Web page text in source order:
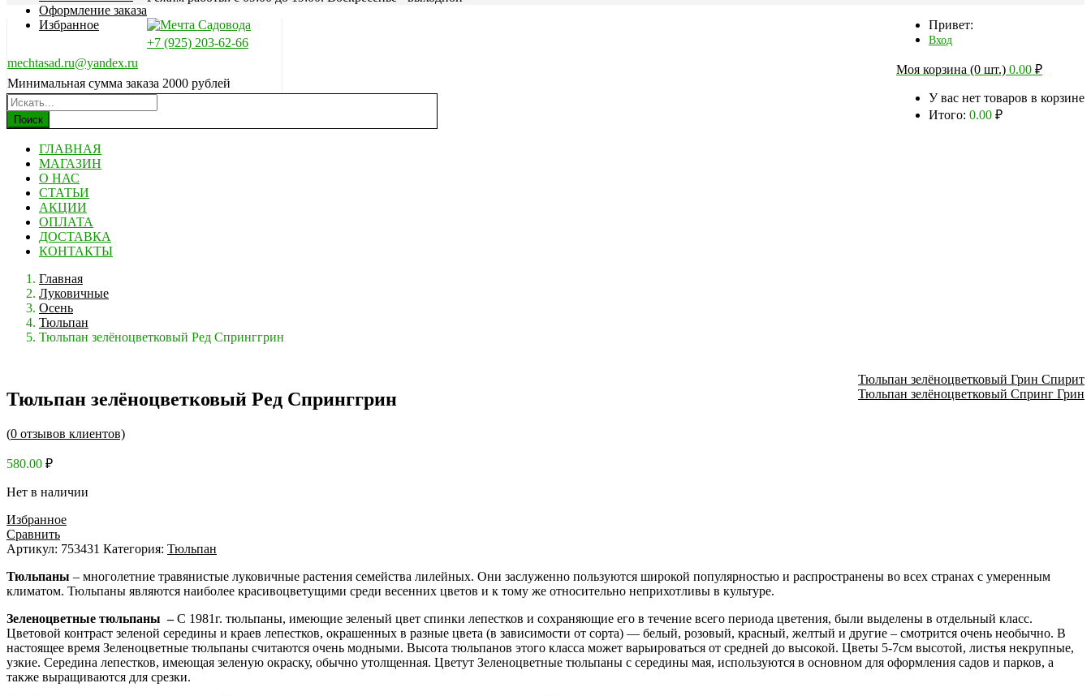
Оформление заказа
Избранное
Привет:
Вход
Моя корзина (0 шт.) 0.00 ₽
У вас нет товаров в корзине
Итого: 0.00 ₽
+7 (925) 203-62-66
mechtasad.ru@yandex.ru
Минимальная сумма заказа 2000 рублей
Поиск
ГЛАВНАЯ
МАГАЗИН
О НАС
СТАТЬИ
АКЦИИ
ОПЛАТА
ДОСТАВКА
КОНТАКТЫ
Главная
Луковичные
Осень
Тюльпан
Тюльпан зелёноцветковый Ред Спринггрин
Тюльпан зелёноцветковый Грин Спирит
Тюльпан зелёноцветковый Спринг Грин
Тюльпан зелёноцветковый Ред Спринггрин
(0 отзывов клиентов)
580.00 ₽
Нет в наличии
Избранное
Сравнить
Артикул: 753431 Категория: Тюльпан
Тюльпаны – многолетние травянистые луковичные растения семейства лилейных. Они заслуженно пользуются широкой популярностью и распространены во всех странах с умеренным
климатом. Тюльпаны являются наиболее красивоцветущими среди весенних цветов и к тому же относительно неприхотливы в культуре.
Зеленоцветные тюльпаны –С 1981г. тюльпаны, имеющие зеленый цвет спинки лепестков и сохраняющие его в течение всего периода цветения, были выделены в отдельный класс.
Цветовой контраст зеленой середины и краев лепестков, окрашенных в разные цвета (в зависимости от сорта) — белый, розовый, красный, желтый и другие – смотрится очень необычно. В
настоящее время Зеленоцветные тюльпаны считаются очень модными. Высота тюльпанов этого класса может варьироваться от средней до высокой. Цветы 5-7см высотой, листья некрупные,
узкие. Середина лепестков, имеющая зеленую окраску, обычно утолщенная. Цветут Зеленоцветные тюльпаны с середины мая, используются в основном для оформления садов и парков, а
также выращиваются для срезки.